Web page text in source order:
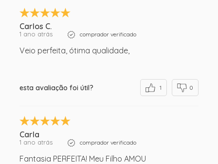
Carlos C.
1 ano atrás comprador verificado
Veio perfeita, ótima qualidade,
esta avaliação foi útil? 1 0
Carla
1 ano atrás comprador verificado
Fantasia PERFEITA! Meu Filho AMOU